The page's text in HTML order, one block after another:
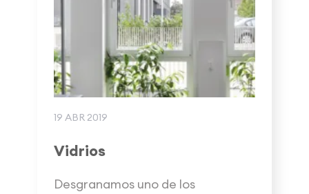
19 ABR 2019
Vidrios
Desgranamos uno de los